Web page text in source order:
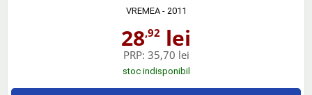
VREMEA- 2011
28,92 lei
PRP: 35,70 lei
stoc indisponibil